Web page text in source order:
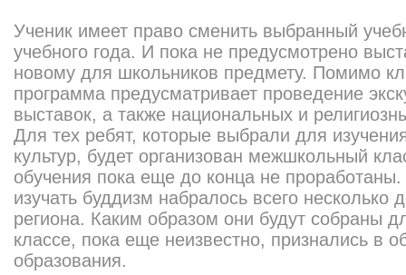
Ученик имеет право сменить выбранный
учебного года. И пока не предусмотрено
новому для школьников предмету. Помимо
программа предусматривает проведение
выставок, а также национальных и
Для тех ребят, которые выбрали для
культур, будет организован межшкольный
обучения пока еще до конца не
изучать буддизм набралось всего несколько
региона. Каким образом они будут собраны
классе, пока еще неизвестно, признались в
образования.